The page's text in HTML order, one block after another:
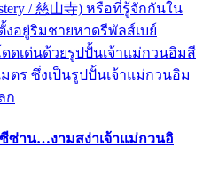
/ 慈山寺) หรือที่รู้จักกันใน
อยู่ริมชายหาดรีพัลส์เบย์
ดดเด่นด้วยรูปปั้นเจ้าแม่กวนอิมสี
ตร ซึ่งเป็นรูปปั้นเจ้าแม่กวนอิม
ก
ซีซ่าน…งามสง่าเจ้าแม่กวนอิ